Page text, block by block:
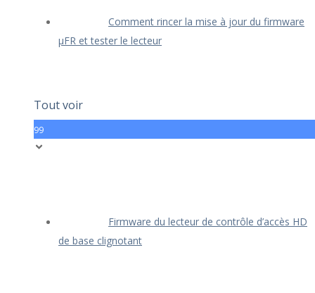
Comment rincer la mise à jour du firmware
μFR et tester le lecteur
Tout voir
99
Firmware du lecteur de contrôle d’accès HD
de base clignotant